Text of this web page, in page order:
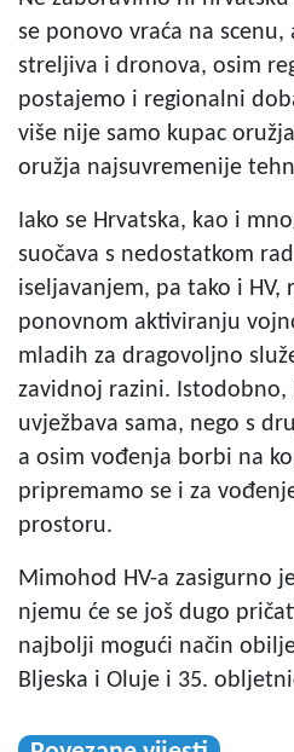
se ponovo vraća na
streljiva i dronova, osim
postajemo i regionalni
više nije samo kupac
oružja najsuvremenije
Iako se Hrvatska, kao i
suočava s nedostatkom
iseljavanjem, pa tako i HV,
ponovnom aktiviranju
mladih za dragovoljno
zavidnoj razini. Istodobno,
uvježbava sama, nego s
a osim vođenja borbi na
pripremamo se i za
prostoru.
Mimohod HV-a zasigurno
njemu će se još dugo
najbolji mogući način
Bljeska i Oluje i 35.